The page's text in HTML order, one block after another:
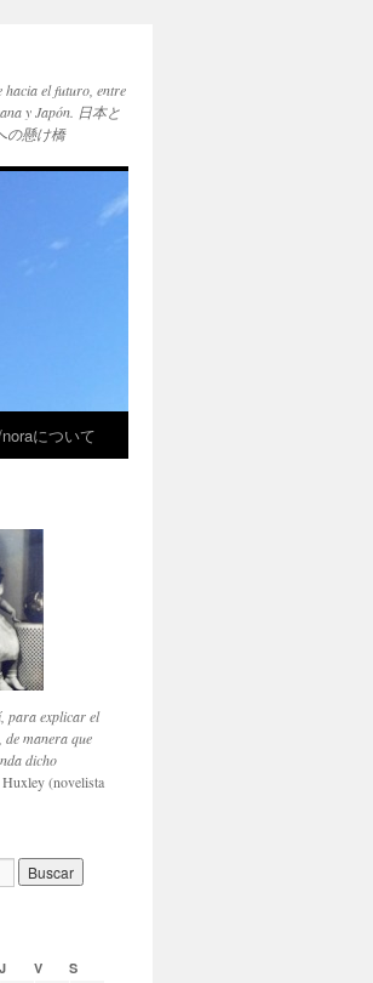
hacia el futuro, entre
y Japón. 日本と
の懸け橋
について
para explicar el
de manera que
dicho
(novelista
J V S